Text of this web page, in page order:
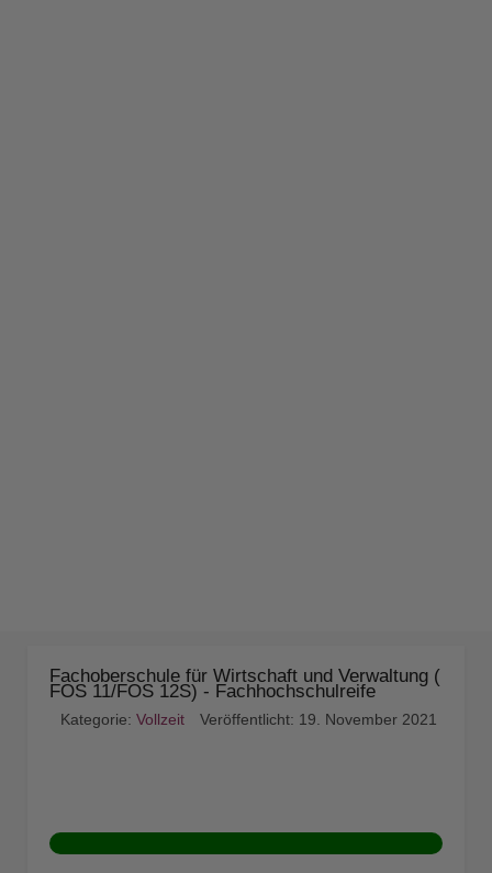
Fachoberschule für Wirtschaft und Verwaltung (
FOS 11/FOS 12S) - Fachhochschulreife
Kategorie:Vollzeit Veröffentlicht: 19. November 2021